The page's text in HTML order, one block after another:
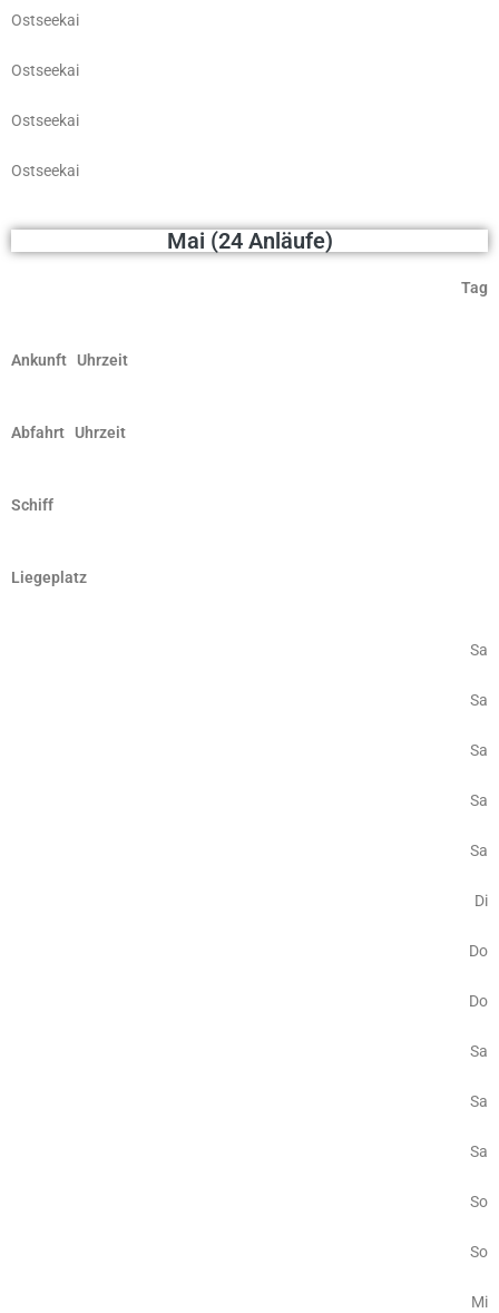
Ostseekai
Ostseekai
Ostseekai
Ostseekai
Mai (24 Anläufe)
Tag
Ankunft Uhrzeit
Abfahrt Uhrzeit
Schiff
Liegeplatz
Sa
Sa
Sa
Sa
Sa
Di
Do
Do
Sa
Sa
Sa
So
So
Mi